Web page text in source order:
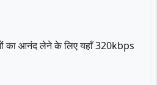
का आनंद लेने के लिए यहाँ 320kbps